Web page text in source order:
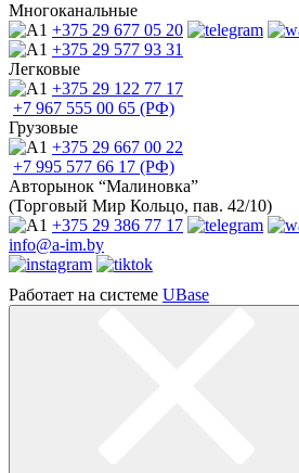
Многоканальные
+375 29 677 05 20
+375 29 577 93 31
Легковые
+375 29 122 77 17
+7 967 555 00 65 (РФ)
Грузовые
+375 29 667 00 22
+7 995 577 66 17 (РФ)
Авторынок “Малиновка”
(Торговый Мир Кольцо, пав. 42/10)
+375 29 386 77 17
info@a-im.by
Работает на системе UBase